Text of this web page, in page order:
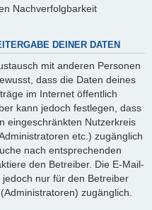
Nachverfolgbarkeit
DEINER DATEN
mit anderen Personen
dass die Daten deines
im Internet öffentlich
kann jedoch festlegen, dass
eingeschränkten Nutzerkreis
etc.) zugänglich
nach entsprechenden
den Betreiber. Die E-Mail-
nur für den Betreiber
zugänglich.